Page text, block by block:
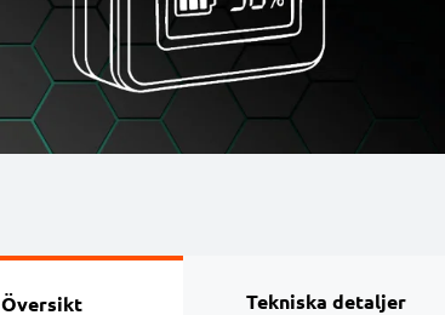
Översikt Tekniska detaljer